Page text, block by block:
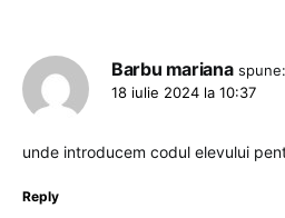
Barbu mariana spune:
18 iulie 2024 la 10:37
unde introducem codul elevului
Reply